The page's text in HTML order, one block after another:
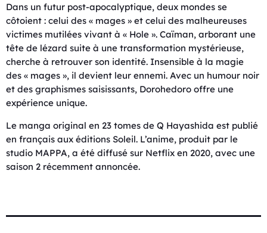
Dans un futur post-apocalyptique, deux mondes se
côtoient : celui des « mages » et celui des malheureuses
victimes mutilées vivant à « Hole ». Caïman, arborant une
tête de lézard suite à une transformation mystérieuse,
cherche à retrouver son identité. Insensible à la magie
des « mages », il devient leur ennemi. Avec un humour noir
et des graphismes saisissants, Dorohedoro offre une
expérience unique.
Le manga original en 23 tomes de Q Hayashida est publié
en français aux éditions Soleil. L’anime, produit par le
studio MAPPA, a été diffusé sur Netflix en 2020, avec une
saison 2 récemment annoncée.